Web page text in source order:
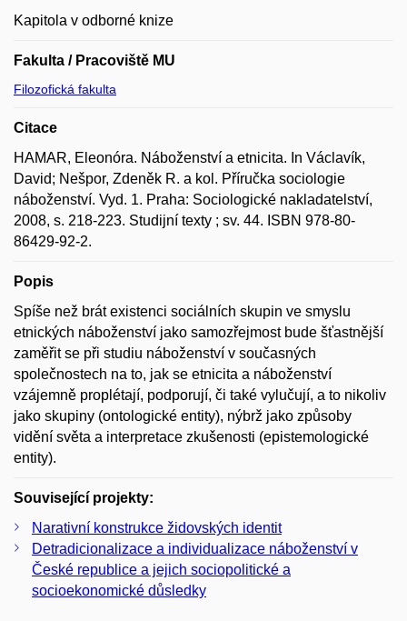
Kapitola v odborné knize
Fakulta / Pracoviště MU
Filozofická fakulta
Citace
HAMAR, Eleonóra. Náboženství a etnicita. In Václavík,
David; Nešpor, Zdeněk R. a kol. Příručka sociologie
náboženství. Vyd. 1. Praha: Sociologické nakladatelství,
2008, s. 218-223. Studijní texty ; sv. 44. ISBN 978-80-
86429-92-2.
Popis
Spíše než brát existenci sociálních skupin ve smyslu
etnických náboženství jako samozřejmost bude šťastnější
zaměřit se při studiu náboženství v současných
společnostech na to, jak se etnicita a náboženství
vzájemně proplétají, podporují, či také vylučují, a to nikoliv
jako skupiny (ontologické entity), nýbrž jako způsoby
vidění světa a interpretace zkušenosti (epistemologické
entity).
Související projekty:
Narativní konstrukce židovských identit
Detradicionalizace a individualizace náboženství v
České republice a jejich sociopolitické a
socioekonomické důsledky